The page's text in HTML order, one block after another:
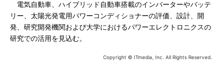
電気自動車、ハイブリッド自動車搭載のインバーターやバッテ
リー、太陽光発電用パワーコンディショナーの評価、設計、開
発、研究開発機関および大学におけるパワーエレクトロニクスの
研究での活用を見込む。
Copyright © ITmedia, Inc. All Rights Reserved.